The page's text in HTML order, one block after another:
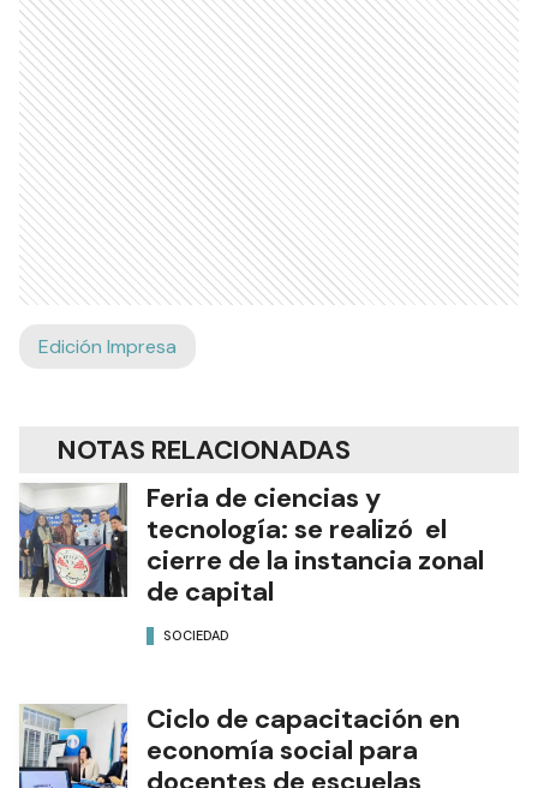
Edición Impresa
NOTAS RELACIONADAS
Feria de ciencias y
tecnología: se realizó el
cierre de la instancia zonal
de capital
SOCIEDAD
Ciclo de capacitación en
economía social para
docentes de escuelas